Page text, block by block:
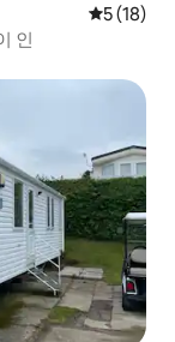
평점 5점
5 (18)
인